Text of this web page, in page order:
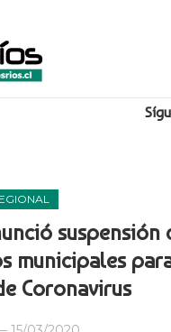
suspensión
municipales
Coronavirus